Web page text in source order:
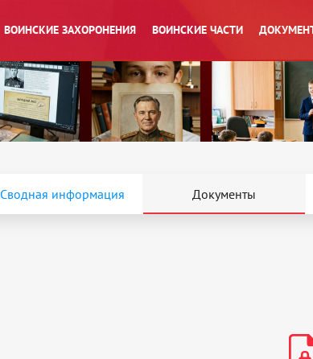
ВОИНСКИЕ ЗАХОРОНЕНИЯ ВОИНСКИЕ ЧАСТИ
Сводная информация Документы